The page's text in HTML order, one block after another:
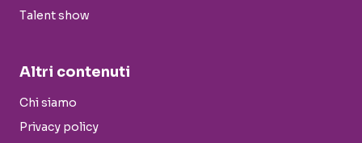
Talent show
Altri contenuti
Chi siamo
Privacy policy